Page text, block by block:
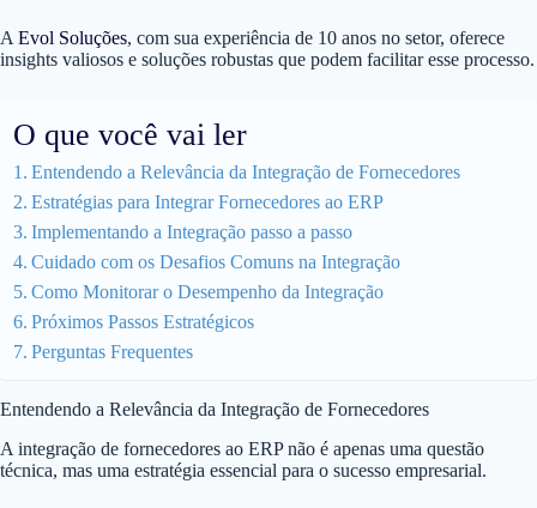
A Evol Soluções, com sua experiência de 10 anos no setor, oferece
insights valiosos e soluções robustas que podem facilitar esse processo.
O que você vai ler
Entendendo a Relevância da Integração de Fornecedores
Estratégias para Integrar Fornecedores ao ERP
Implementando a Integração passo a passo
Cuidado com os Desafios Comuns na Integração
Como Monitorar o Desempenho da Integração
Próximos Passos Estratégicos
Perguntas Frequentes
Entendendo a Relevância da Integração de Fornecedores
A integração de fornecedores ao ERP não é apenas uma questão
técnica, mas uma estratégia essencial para o sucesso empresarial.